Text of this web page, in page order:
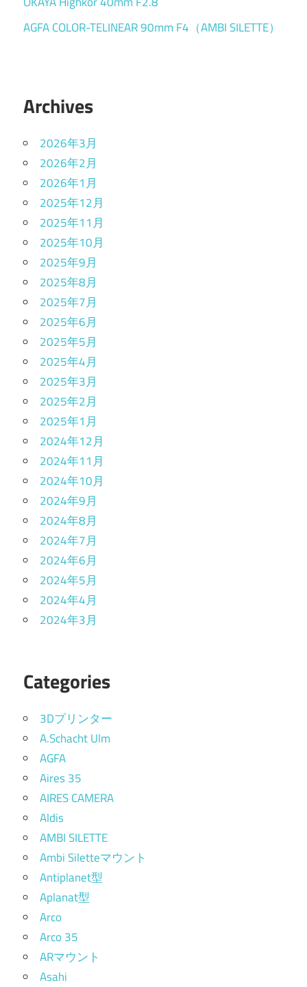
AGFA COLOR-TELINEAR 90mm F4（AMBI SILETTE）
Archives
2026年3月
2026年2月
2026年1月
2025年12月
2025年11月
2025年10月
2025年9月
2025年8月
2025年7月
2025年6月
2025年5月
2025年4月
2025年3月
2025年2月
2025年1月
2024年12月
2024年11月
2024年10月
2024年9月
2024年8月
2024年7月
2024年6月
2024年5月
2024年4月
2024年3月
Categories
3Dプリンター
A.Schacht Ulm
AGFA
Aires 35
AIRES CAMERA
Aldis
AMBI SILETTE
Ambi Siletteマウント
Antiplanet型
Aplanat型
Arco
Arco 35
ARマウント
Asahi